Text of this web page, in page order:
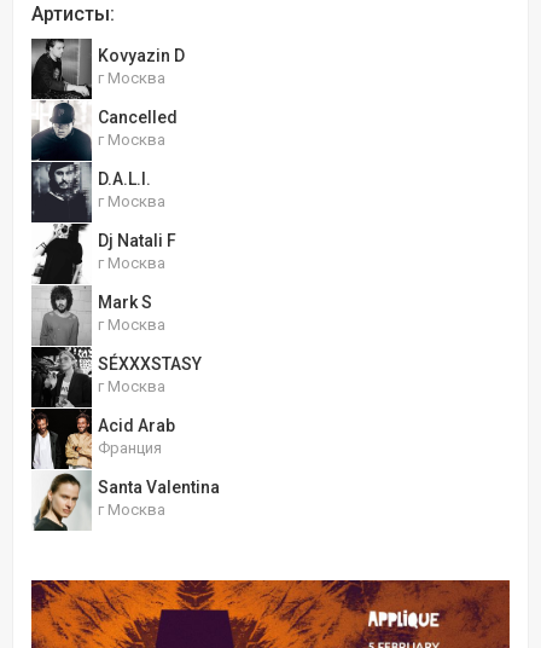
Артисты:
Kovyazin D
г Москва
Cancelled
г Москва
D.A.L.I.
г Москва
Dj Natali F
г Москва
Mark S
г Москва
SÉXXXSTASY
г Москва
Acid Arab
Франция
Santa Valentina
г Москва